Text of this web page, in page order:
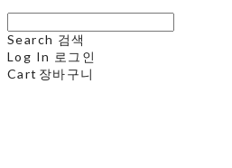
Search 검색
Log In 로그인
Cart 장바구니